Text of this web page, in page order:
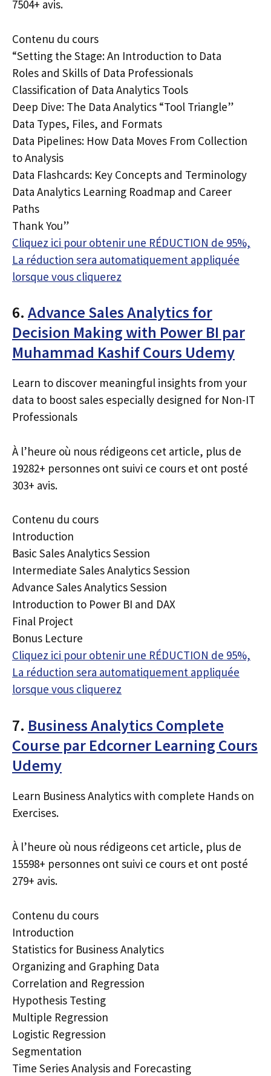
7504+ avis.
Contenu du cours
“Setting the Stage: An Introduction to Data
Roles and Skills of Data Professionals
Classification of Data Analytics Tools
Deep Dive: The Data Analytics “Tool Triangle”
Data Types, Files, and Formats
Data Pipelines: How Data Moves From Collection
to Analysis
Data Flashcards: Key Concepts and Terminology
Data Analytics Learning Roadmap and Career
Paths
Thank You”
Cliquez ici pour obtenir une RÉDUCTION de 95%,
La réduction sera automatiquement appliquée
lorsque vous cliquerez
6. Advance Sales Analytics for
Decision Making with Power BI par
Muhammad Kashif Cours Udemy
Learn to discover meaningful insights from your
data to boost sales especially designed for Non-IT
Professionals
À l’heure où nous rédigeons cet article, plus de
19282+ personnes ont suivi ce cours et ont posté
303+ avis.
Contenu du cours
Introduction
Basic Sales Analytics Session
Intermediate Sales Analytics Session
Advance Sales Analytics Session
Introduction to Power BI and DAX
Final Project
Bonus Lecture
Cliquez ici pour obtenir une RÉDUCTION de 95%,
La réduction sera automatiquement appliquée
lorsque vous cliquerez
7. Business Analytics Complete
Course par Edcorner Learning Cours
Udemy
Learn Business Analytics with complete Hands on
Exercises.
À l’heure où nous rédigeons cet article, plus de
15598+ personnes ont suivi ce cours et ont posté
279+ avis.
Contenu du cours
Introduction
Statistics for Business Analytics
Organizing and Graphing Data
Correlation and Regression
Hypothesis Testing
Multiple Regression
Logistic Regression
Segmentation
Time Series Analysis and Forecasting